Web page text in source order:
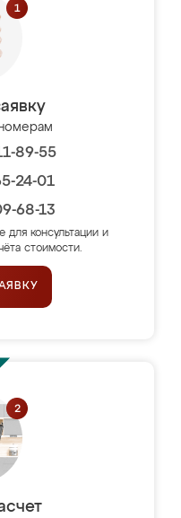
89-55
24-01
68-13
для консультации и
стоимости.